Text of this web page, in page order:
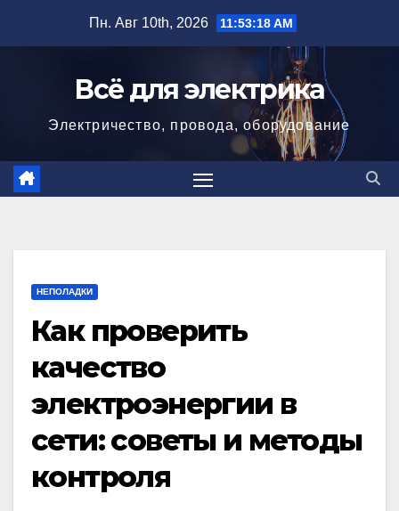
Пн. Авг 10th, 2026 11:53:19 AM
Всё для электрика
Электричество, провода, оборудование
НЕПОЛАДКИ
Как проверить
качество
электроэнергии в
сети: советы и методы
контроля